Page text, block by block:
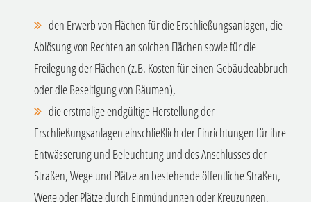
den Erwerb von Flächen für die Erschließungsanlagen, die
Ablösung von Rechten an solchen Flächen sowie für die
Freilegung der Flächen (z.B. Kosten für einen Gebäudeabbruch
oder die Beseitigung von Bäumen),
die erstmalige endgültige Herstellung der
Erschließungsanlagen einschließlich der Einrichtungen für ihre
Entwässerung und Beleuchtung und des Anschlusses der
Straßen, Wege und Plätze an bestehende öffentliche Straßen,
Wege oder Plätze durch Einmündungen oder Kreuzungen,